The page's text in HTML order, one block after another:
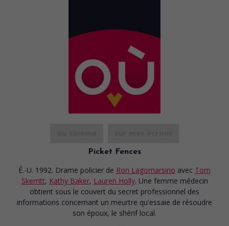
Picket Fences
É.-U. 1992. Drame policier de Ron Lagomarsino avec Tom
Skerritt, Kathy Baker, Lauren Holly. Une femme médecin
obtient sous le couvert du secret professionnel des
informations concernant un meurtre qu'essaie de résoudre
son époux, le shérif local.